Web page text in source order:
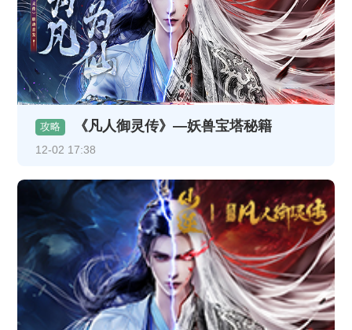
攻略 《凡人御灵传》—妖兽宝塔秘籍
12-02 17:38